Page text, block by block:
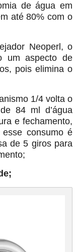
de água em
até 80% com o
Neoperl, o
um aspecto de
pois elimina o
1/4 volta o
84 ml d’água
e fechamento,
consumo é
de 5 giros para